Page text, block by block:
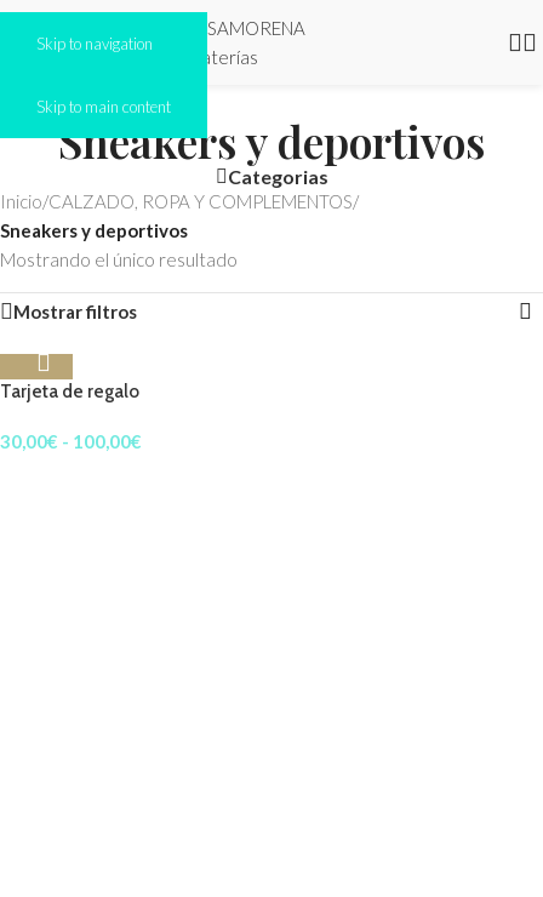
Skip to navigation
Skip to main content
Sneakers y deportivos
Categorias
Inicio/CALZADO, ROPA Y COMPLEMENTOS/
Sneakers y deportivos
Mostrando el único resultado
Mostrar filtros
Tarjeta de regalo
30,00€ - 100,00€